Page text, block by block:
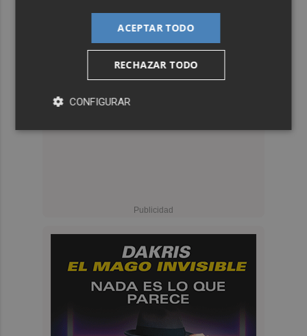
ACEPTAR TODO
RECHAZAR TODO
CONFIGURAR